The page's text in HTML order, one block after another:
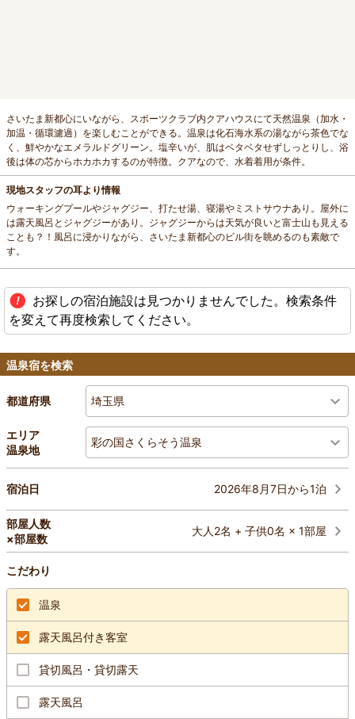
さいたま新都心にいながら、スポーツクラブ内クアハウスにて天然温泉（加水・
加温・循環濾過）を楽しむことができる。温泉は化石海水系の湯ながら茶色でな
く、鮮やかなエメラルドグリーン。塩辛いが、肌はベタベタせずしっとりし、浴
後は体の芯からホカホカするのが特徴。クアなので、水着着用が条件。
現地スタッフの耳より情報
ウォーキングプールやジャグジー、打たせ湯、寝湯やミストサウナあり。屋外に
は露天風呂とジャグジーがあり。ジャグジーからは天気が良いと富士山も見える
ことも？！風呂に浸かりながら、さいたま新都心のビル街を眺めるのも素敵で
す。
お探しの宿泊施設は見つかりませんでした。検索条件
を変えて再度検索してください。
温泉宿を検索
都道府県 埼玉県
エリア
温泉地
彩の国さくらそう温泉
宿泊日 2026年8月7日から1泊
部屋人数
×部屋数
大人2名 + 子供0名 × 1部屋
こだわり
温泉
露天風呂付き客室
貸切風呂・貸切露天
露天風呂